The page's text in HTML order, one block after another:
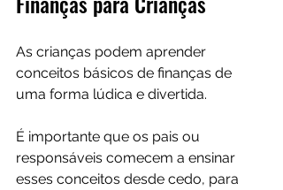
As crianças podem aprender
conceitos básicos de finanças de
uma forma lúdica e divertida.
É importante que os pais ou
responsáveis comecem a ensinar
esses conceitos desde cedo, para